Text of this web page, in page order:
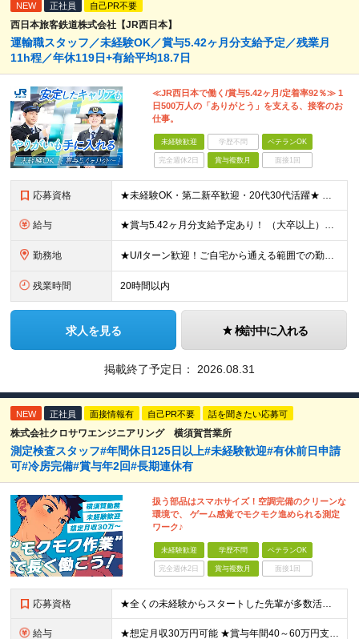
NEW 正社員 自己PR不要
西日本旅客鉄道株式会社【JR西日本】
運輸職スタッフ／未経験OK／賞与5.42ヶ月分支給予定／残業月
11h程／年休119日+有給平均18.7日
≪JR西日本で働く/賞与5.42ヶ月/定着率92％≫ 1
日500万人の「ありがとう」を支える、接客のお
仕事。
未経験歓迎 学歴不問 ベテランOK
完全週休2日 賞与複数月 面接1回
応募資格 ★未経験OK・第二新卒歓迎・20代30代活躍★ ☆高卒以上 ☆社会人経験（就労経験）がある方 業界・ポジション・年数は不問です！ 「誰もが知る大手企業で働きたい」 「1人より、チームで仕事がした
給与 ★賞与5.42ヶ月分支給予定あり！ （大卒以上）月給24万1,692円～39万5,780円＋各種手当＋賞与2回 （高卒以上）月給22万2,662円～39万5,780円＋各種手当＋賞与2回 ※上記は
勤務地 ★U/Iターン歓迎！ご自宅から通える範囲での勤務となります ★JR西日本本社（大阪市北区）または、当社事業エリア内（北陸から北九州まで）の各支社で勤務 ※関西に本社あり※ 〈近畿エリア〉 三重県（
残業時間 20時間以内
求人を見る 検討中に入れる
掲載終了予定日： 2026.08.31
NEW 正社員 面接情報有 自己PR不要 話を聞きたい応募可
株式会社クロサワエンジニアリング 横須賀営業所
測定検査スタッフ#年間休日125日以上#未経験歓迎#有休前日申請
可#冷房完備#賞与年2回#長期連休有
扱う部品はスマホサイズ！空調完備のクリーンな
環境で、 ゲーム感覚でモクモク進められる測定
ワーク♪
未経験歓迎 学歴不問 ベテランOK
完全週休2日 賞与複数月 面接1回
応募資格 ★全くの未経験からスタートした先輩が多数活躍中 ◆未経験歓迎 ◆学歴不問・資格不問・経験不問！ ≪こんな方にピッタリ≫ □ 人と話すより「手を動かす派」な方 □ 重労働から卒業して、落ち着いて働き
給与 ★想定月収30万円可能 ★賞与年間40～60万円支給実績あり 月給23万5000円～+残業代全額支給＋各種手当+賞与年2回 ※試用期間2ヶ月あり（給与・待遇に差異はありません） ※残業代・深夜割増手